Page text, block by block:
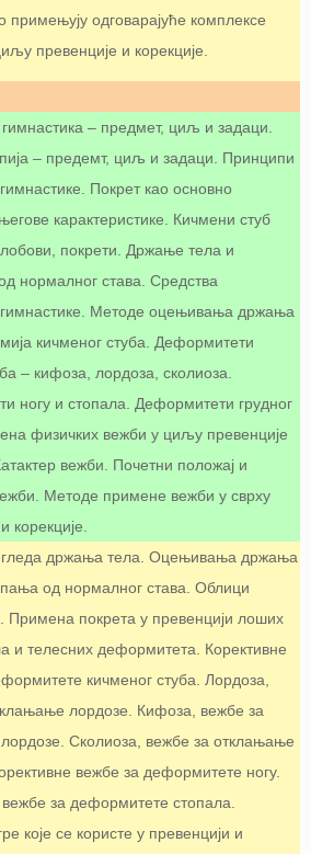
примењују одговарајуће комплексе
превенције и корекције.
– предмет, циљ и задаци.
– предемт, циљ и задаци. Принципи
Покрет као основно
карактеристике. Кичмени стуб
покрети. Држање тела и
нормалног става. Средства
гимнастике. Методе оцењивања држања
кичменог стуба. Деформитети
– кифоза, лордоза, сколиоза.
ногу и стопала. Деформитети грудног
физичких вежби у циљу превенције
вежби. Почетни положај и
Методе примене вежби у сврху
корекције.
држања тела. Оцењивања држања
од нормалног става. Облици
Примена покрета у превенцији лоших
и телесних деформитета. Корективне
кичменог стуба. Лордоза,
лордозе. Кифоза, вежбе за
Сколиоза, вежбе за отклањање
вежбе за деформитете ногу.
за деформитете стопала.
које се користе у превенцији и